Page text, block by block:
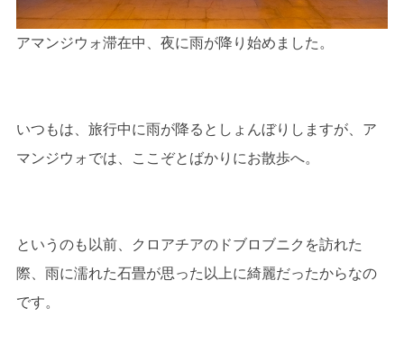
アマンジウォ滞在中、夜に雨が降り始めました。
いつもは、旅行中に雨が降るとしょんぼりしますが、ア
マンジウォでは、ここぞとばかりにお散歩へ。
というのも以前、クロアチアのドブロブニクを訪れた
際、雨に濡れた石畳が思った以上に綺麗だったからなの
です。